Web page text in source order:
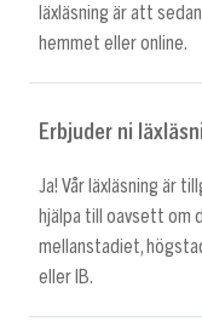
läxläsning är att
hemmet eller online.
Erbjuder ni
Ja! Vår läxläsning är
hjälpa till oavsett om
mellanstadiet,
eller IB.